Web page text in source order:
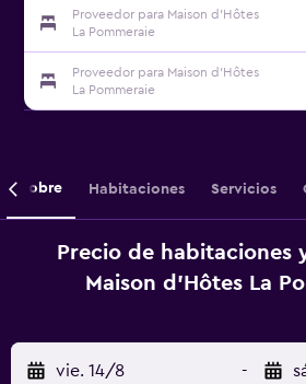
Proveedor para Maison d'Hôtes
La Pommeraie
Proveedor para Maison d'Hôtes
La Pommeraie
Sobre Habitaciones Servicios
Precio de habitaciones
Maison d'Hôtes La
vie. 14/8 -